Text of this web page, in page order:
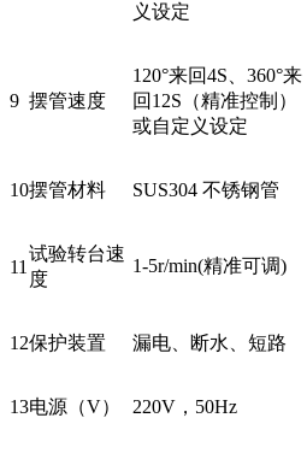
义设定
9 摆管速度
120°来回4S、360°来
回12S（精准控制）
或自定义设定
10摆管材料 SUS304 不锈钢管
11
试验转台速
度
1-5r/min(精准可调)
12保护装置 漏电、断水、短路
13电源（V） 220V，50Hz